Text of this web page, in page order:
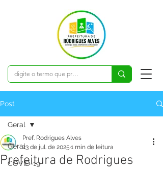
Post
Geral
COVID-19
Geral
Prefeitura de Rodrigues
Pref. Rodrigues Alves
23 de jul. de 2025 1 min de leitura